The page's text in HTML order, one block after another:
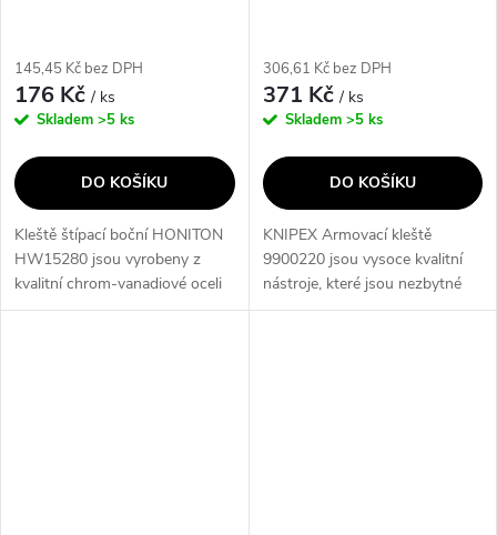
145,45 Kč bez DPH
176 Kč/ ks
Skladem >5 ks
DO KOŠÍKU
Kleště štípací boční HONITON
HW15280 jsou vyrobeny z
kvalitní chrom-vanadiové oceli
40CRV, která zajišťuje vysokou
306,61 Kč bez DPH
371 Kč/ ks
Skladem >5 ks
DO KOŠÍKU
KNIPEX Armovací kleště
9900220 jsou vysoce kvalitní
nástroje, které jsou nezbytné
pro každého profesionálního